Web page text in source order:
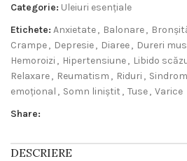
Categorie: Uleiuri esențiale
Etichete: Anxietate, Balonare,
Crampe, Depresie, Diaree, Dureri
Hemoroizi , Hipertensiune, Libido
Relaxare, Reumatism , Riduri ,
emoțional , Somn liniștit , Tuse, Varice
Share:
DESCRIERE